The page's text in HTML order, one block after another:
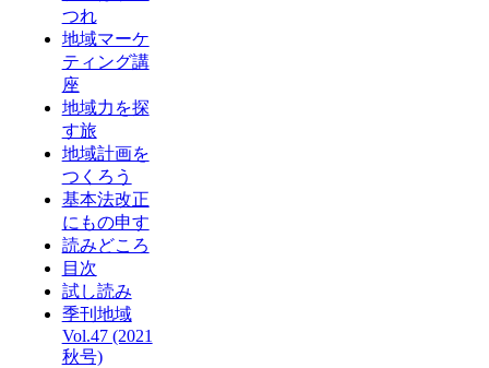
つれ
地域マーケ
ティング講
座
地域力を探
す旅
地域計画を
つくろう
基本法改正
にもの申す
読みどころ
目次
試し読み
季刊地域
Vol.47 (2021
秋号)